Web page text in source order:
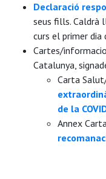
Declaració
seus fills. Caldrà
curs el primer dia
Cartes/
Catalunya,
Carta
de la
Annex